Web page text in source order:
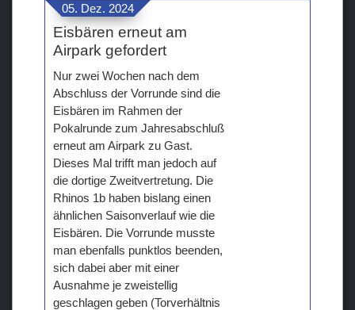
05. Dez. 2024
Eisbären erneut am
Airpark gefordert
Nur zwei Wochen nach dem
Abschluss der Vorrunde sind die
Eisbären im Rahmen der
Pokalrunde zum Jahresabschluß
erneut am Airpark zu Gast.
Dieses Mal trifft man jedoch auf
die dortige Zweitvertretung. Die
Rhinos 1b haben bislang einen
ähnlichen Saisonverlauf wie die
Eisbären. Die Vorrunde musste
man ebenfalls punktlos beenden,
sich dabei aber mit einer
Ausnahme je zweistellig
geschlagen geben (Torverhältnis